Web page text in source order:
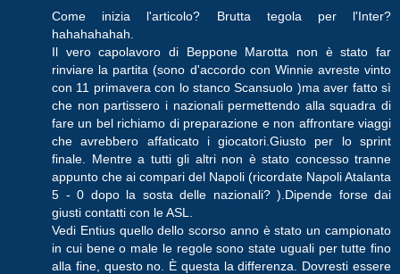
Come inizia l'articolo? Brutta tegola per l'Inter?
hahahahahah.
Il vero capolavoro di Beppone Marotta non è stato far
rinviare la partita (sono d'accordo con Winnie avreste vinto
con 11 primavera con lo stanco Scansuolo )ma aver fatto sì
che non partissero i nazionali permettendo alla squadra di
fare un bel richiamo di preparazione e non affrontare viaggi
che avrebbero affaticato i giocatori.Giusto per lo sprint
finale. Mentre a tutti gli altri non è stato concesso tranne
appunto che ai compari del Napoli (ricordate Napoli Atalanta
5 - 0 dopo la sosta delle nazionali? ).Dipende forse dai
giusti contatti con le ASL.
Vedi Entius quello dello scorso anno è stato un campionato
in cui bene o male le regole sono state uguali per tutte fino
alla fine, questo no. È questa la differenza. Dovresti essere